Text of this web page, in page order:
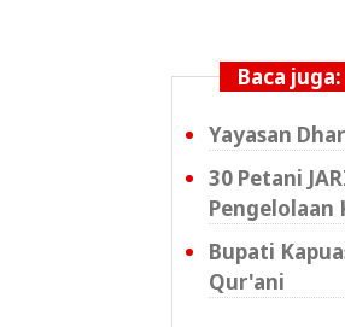
Baca juga:
Yayasan
30 Petani
Pengelolaan
Bupati
Qur'ani